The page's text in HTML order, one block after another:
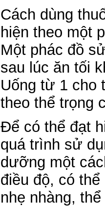
Cách dùng
hiện theo một
Một phác đồ
sau lúc ăn tối
Uống từ 1 cho
theo thể trọng
Để có thể đạt
quá trình sử
dưỡng một
điều độ, có
nhẹ nhàng,